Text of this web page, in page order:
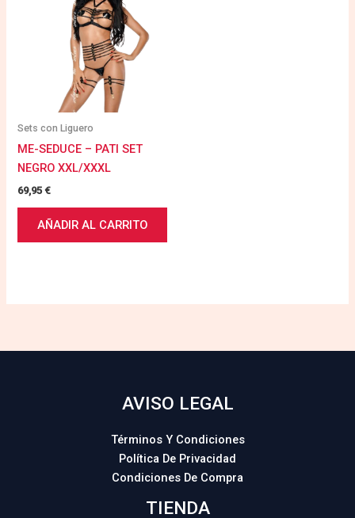
Sets con Liguero
ME-SEDUCE – PATI SET
NEGRO XXL/XXXL
69,95€
AÑADIR AL CARRITO
AVISO LEGAL
Términos Y Condiciones
Política De Privacidad
Condiciones De Compra
TIENDA